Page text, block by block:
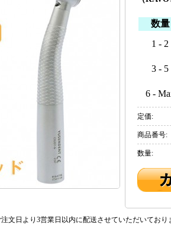
数量
1 - 2
3 - 5
6 -
定価:
商品番号:
数量:
文日より3営業日以内に配送させていただいてお